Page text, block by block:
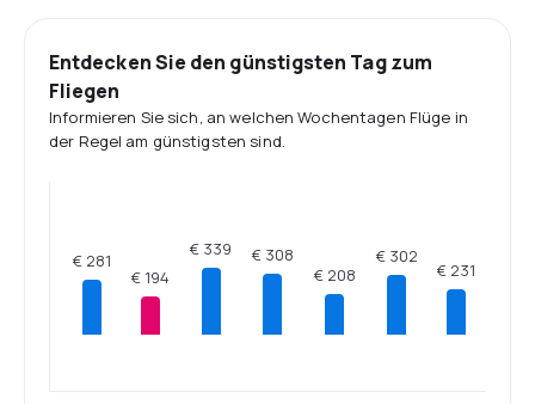
Entdecken Sie den günstigsten Tag zum
Fliegen
Informieren Sie sich, an welchen Wochentagen Flüge in
der Regel am günstigsten sind.
€ 281
€ 194
€ 339 € 308
€ 208
€ 302
€ 231